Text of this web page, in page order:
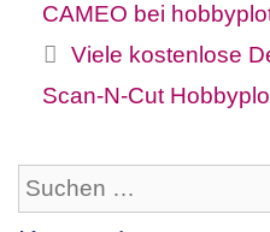
CAMEO bei
Viele kostenlose
Scan-N-Cut
Suchen
nach: